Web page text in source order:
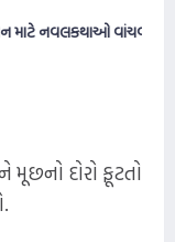
વાંચવી ગમતી હોય
મૂછનો દોરો ફૂટતો